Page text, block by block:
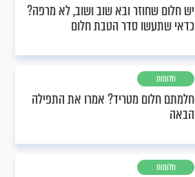
יש חלום שחוזר ובא שוב ושוב, לא מרפה?
כדאי שתעשו סדר הטבת חלום
חלומות
חלמתם חלום מטריד? אמרו את התפילה
הבאה
חלומות